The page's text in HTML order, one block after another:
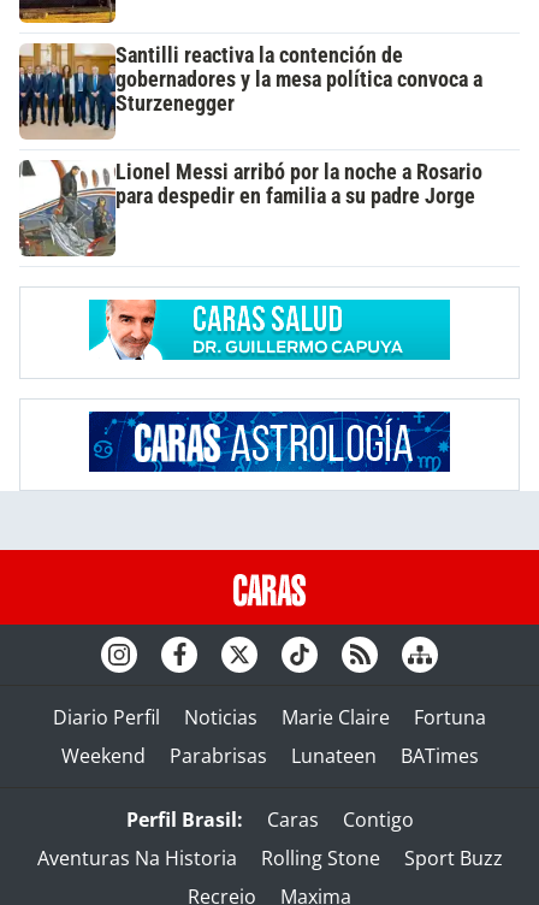
Santilli reactiva la contención de
gobernadores y la mesa política convoca a
Sturzenegger
Lionel Messi arribó por la noche a Rosario
para despedir en familia a su padre Jorge
Diario Perfil Noticias Marie Claire
Fortuna
Weekend
Parabrisas Lunateen BATimes
Perfil Brasil: Caras
Contigo
Aventuras Na Historia
Rolling Stone
Sport Buzz
Recreio
Maxima